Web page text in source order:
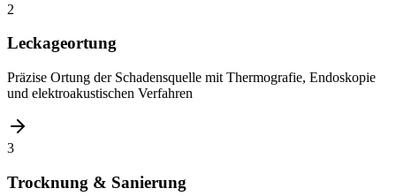
2
Leckageortung
Präzise Ortung der Schadensquelle mit Thermografie, Endoskopie
und elektroakustischen Verfahren
3
Trocknung & Sanierung